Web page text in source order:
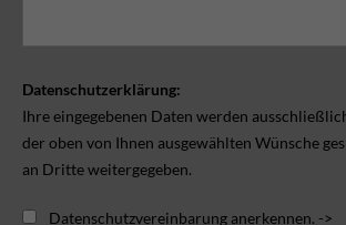
Datenschutzerklärung:
Ihre eingegebenen Daten werden
der oben von Ihnen ausgewählten Wünsche
an Dritte weitergegeben.
Datenschutzvereinbarung anerkennen. ->